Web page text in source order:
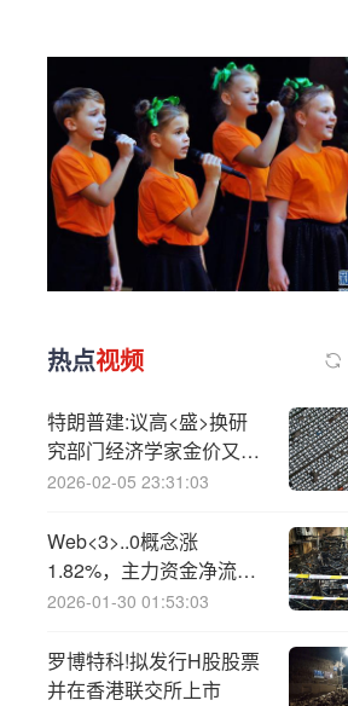
热点视频
特朗普建:议高<盛>换研
究部门经济学家金价又跌
了
2026-02-05 23:31:03
Web<3>..0概念涨
1.82%，主力资金净流入
这些股
2026-01-30 01:53:03
罗博特科!拟发行H股股票
并在香港联交所上市